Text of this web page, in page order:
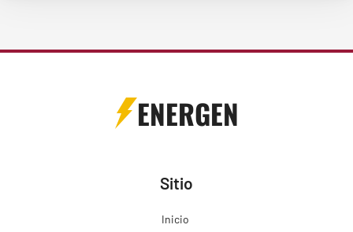
ENERGEN
Sitio
Inicio